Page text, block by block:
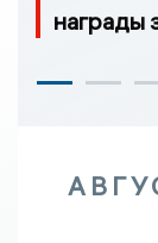
награды